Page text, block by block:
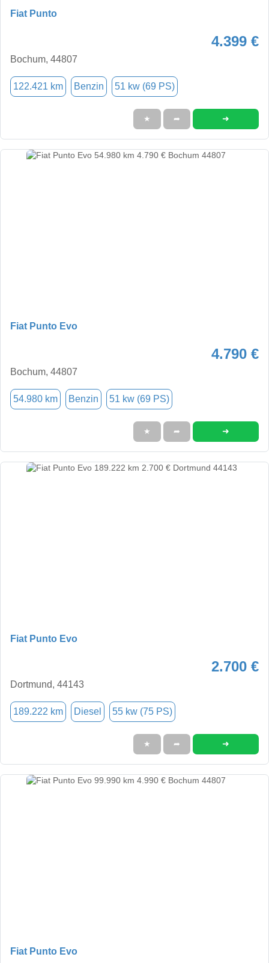
Fiat Punto
4.399 €
Bochum, 44807
122.421 km Benzin 51 kw (69 PS)
★ ➦ ➜
Fiat Punto Evo
4.790 €
Bochum, 44807
54.980 km Benzin 51 kw (69 PS)
★ ➦ ➜
Fiat Punto Evo
2.700 €
Dortmund, 44143
189.222 km Diesel 55 kw (75 PS)
★ ➦ ➜
Fiat Punto Evo